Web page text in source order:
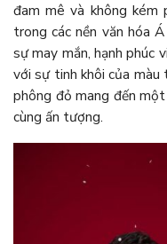
đam mê và không kém
trong các nền văn hóa
sự may mắn, hạnh phúc
với sự tinh khôi của màu
phông đỏ mang đến
cùng ấn tượng.